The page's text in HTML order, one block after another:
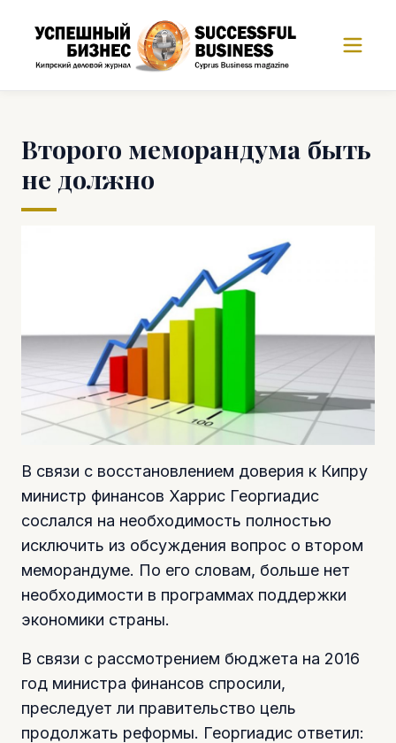
Второго меморандума быть
не должно
В связи с восстановлением доверия к Кипру
министр финансов Харрис Георгиадис
сослался на необходимость полностью
исключить из обсуждения вопрос о втором
меморандуме. По его словам, больше нет
необходимости в программах поддержки
экономики страны.
В связи с рассмотрением бюджета на 2016
год министра финансов спросили,
преследует ли правительство цель
продолжать реформы. Георгиадис ответил: